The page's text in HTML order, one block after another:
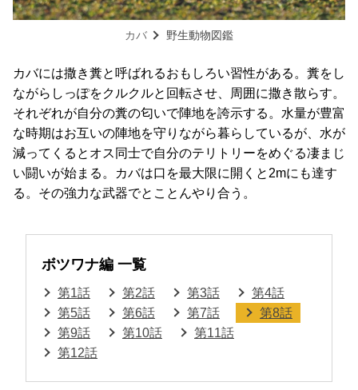
カバ 野生動物図鑑
カバには撒き糞と呼ばれるおもしろい習性がある。糞をし
ながらしっぽをクルクルと回転させ、周囲に撒き散らす。
それぞれが自分の糞の匂いで陣地を誇示する。水量が豊富
な時期はお互いの陣地を守りながら暮らしているが、水が
減ってくるとオス同士で自分のテリトリーをめぐる凄まじ
い闘いが始まる。カバは口を最大限に開くと2mにも達す
る。その強力な武器でとことんやり合う。
ボツワナ編 一覧
第1話 第2話 第3話
第4話
第5話
第6話 第7話
第8話
第9話
第10話
第11話
第12話